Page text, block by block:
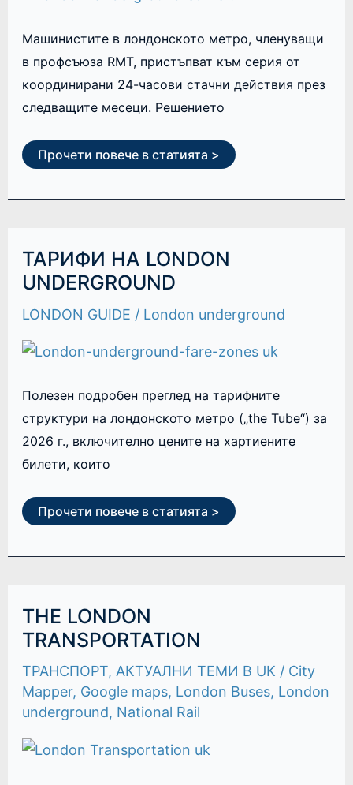
Машинистите в лондонското метро, членуващи
в профсъюза RMT, пристъпват към серия от
координирани 24-часови стачни действия през
следващите месеци. Решението
Прочети повече в статията >
ТАРИФИ НА LONDON
UNDERGROUND
LONDON GUIDE / London underground
Полезен подробен преглед на тарифните
структури на лондонското метро („the Tube“) за
2026 г., включително цените на хартиените
билети, които
ТАРИФИ
НА
LONDON
UNDERGROUND
Прочети повече в статията >
THE LONDON
TRANSPORTATION
ТРАНСПОРТ, АКТУАЛНИ ТЕМИ В UK / City
Mapper, Google maps, London Buses, London
underground, National Rail
THE
LONDON
TRANSPORTATION